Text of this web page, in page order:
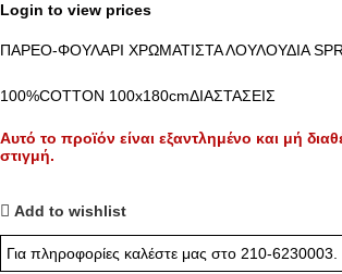
Login to view prices
ΠΑΡΕΟ-ΦΟΥΛΑΡΙ ΧΡΩΜΑΤΙΣΤΑ ΛΟΥΛΟΥΔΙΑ
100%COTTON 100x180cmΔΙΑΣΤΑΣΕΙΣ
Αυτό το προϊόν είναι εξαντλημένο και μή
στιγμή.
Add to wishlist
Για πληροφορίες καλέστε μας στο 210-6230003.